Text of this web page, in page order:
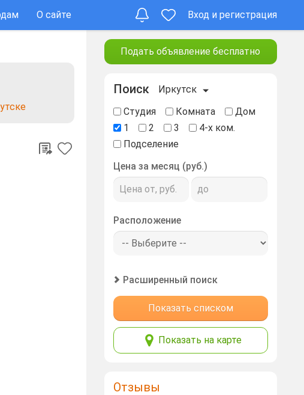
О сайте Вход и регистрация
Подать объявление бесплатно
Поиск
Иркутск
Студия
Комната
Дом
1
2 3
4-х ком.
Подселение
Цена за месяц (руб.)
Расположение
Расширенный поиск
Показать списком
Показать на карте
Отзывы